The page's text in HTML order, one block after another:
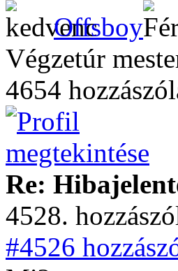
Offsboy
Végzetúr
4654
Re:
4528.
#4526